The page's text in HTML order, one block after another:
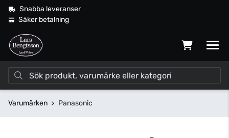
Snabba leveranser
Säker betalning
Varumärken Panasonic